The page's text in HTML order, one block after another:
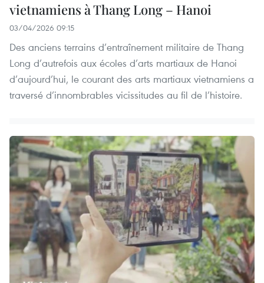
vietnamiens à Thang Long – Hanoi
03/04/2026 09:15
Des anciens terrains d’entraînement militaire de Thang
Long d’autrefois aux écoles d’arts martiaux de Hanoi
d’aujourd’hui, le courant des arts martiaux vietnamiens a
traversé d’innombrables vicissitudes au fil de l’histoire.